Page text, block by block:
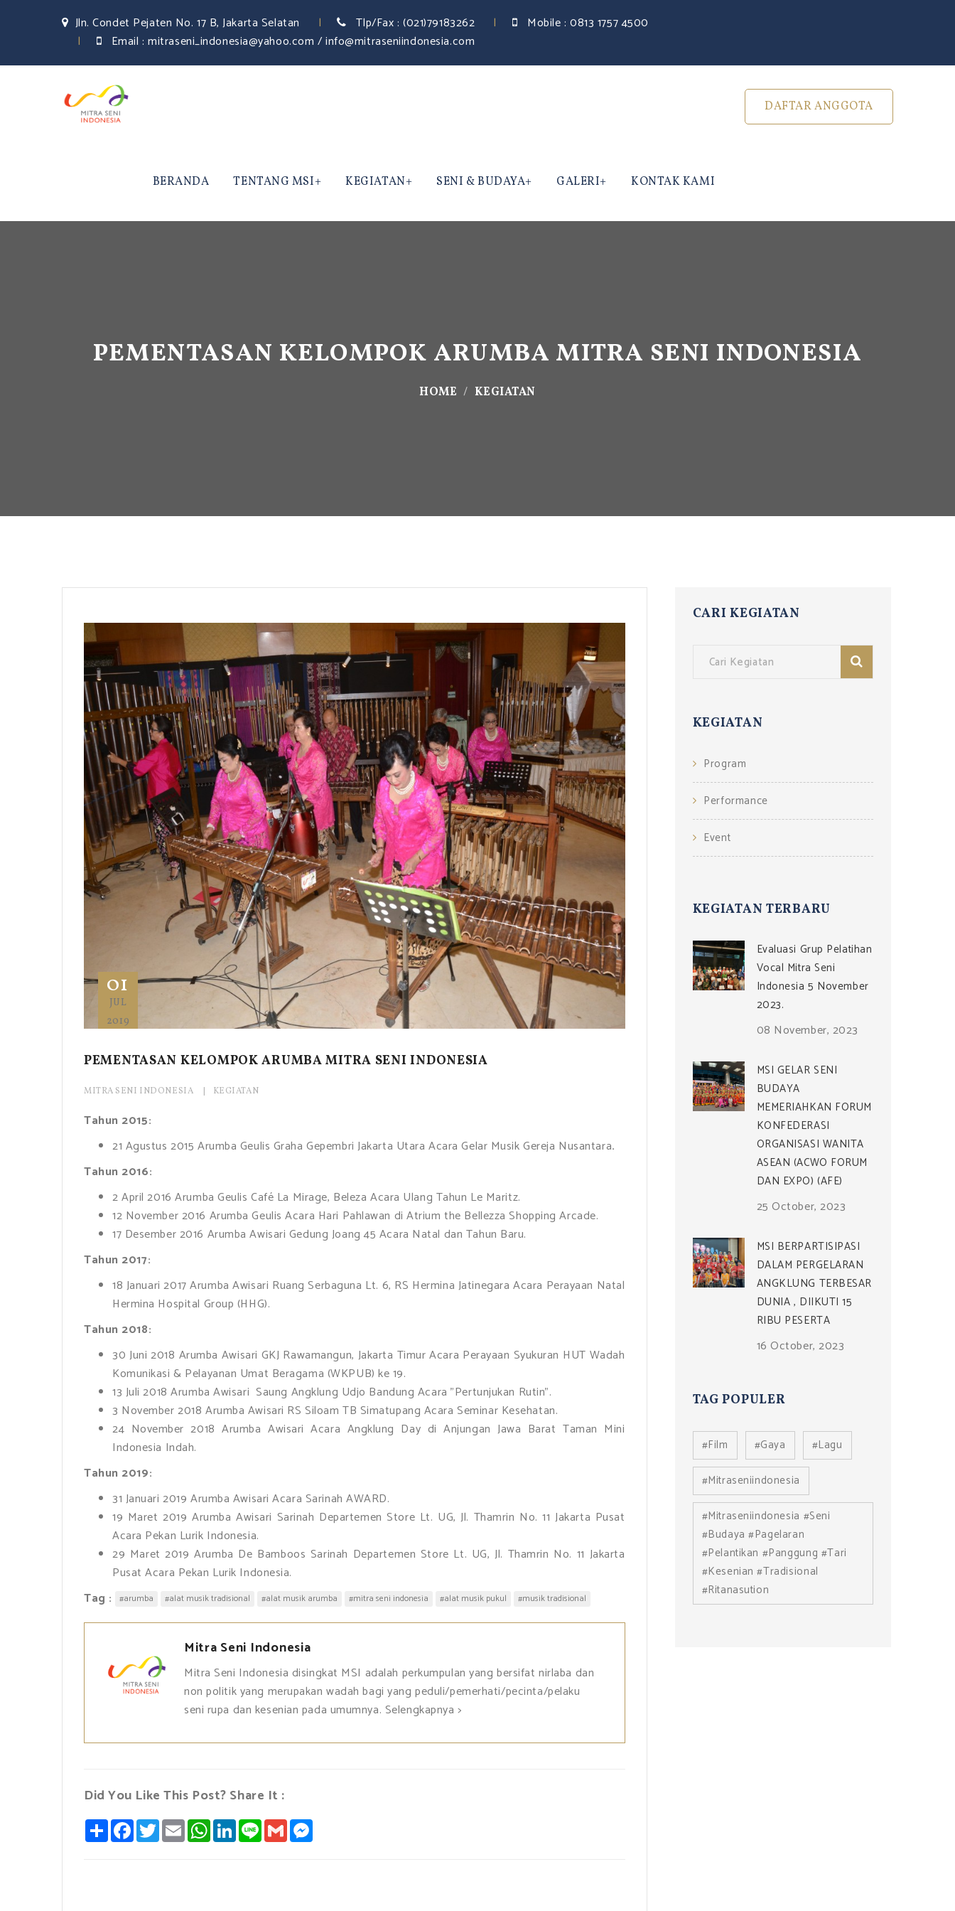
Jln. Condet Pejaten No. 17 B, Jakarta Selatan Tlp/Fax :(021)79183262 Mobile :0813 1757 4500
Email :mitraseni_indonesia@yahoo.com / info@mitraseniindonesia.com
DAFTAR ANGGOTA
BERANDA TENTANG MSI KEGIATAN SENI & BUDAYA GALERI KONTAK KAMI
PEMENTASAN KELOMPOK ARUMBA MITRA SENI INDONESIA
HOME KEGIATAN
01
JUL
2019
PEMENTASAN KELOMPOK ARUMBA MITRA SENI INDONESIA
MITRA SENI INDONESIA KEGIATAN
Tahun 2015:
21 Agustus 2015 Arumba Geulis Graha Gepembri Jakarta Utara Acara Gelar Musik Gereja Nusantara.
Tahun 2016:
2 April 2016 Arumba Geulis Café La Mirage, Beleza Acara Ulang Tahun Le Maritz.
12 November 2016 Arumba Geulis Acara Hari Pahlawan di Atrium the Bellezza Shopping Arcade.
17 Desember 2016 Arumba Awisari Gedung Joang 45 Acara Natal dan Tahun Baru.
Tahun 2017:
18 Januari 2017 Arumba Awisari Ruang Serbaguna Lt. 6, RS Hermina Jatinegara Acara Perayaan Natal
Hermina Hospital Group (HHG).
Tahun 2018:
30 Juni 2018 Arumba Awisari GKJ Rawamangun, Jakarta Timur Acara Perayaan Syukuran HUT Wadah
Komunikasi & Pelayanan Umat Beragama (WKPUB) ke 19.
13 Juli 2018 Arumba Awisari Saung Angklung Udjo Bandung Acara "Pertunjukan Rutin".
3 November 2018 Arumba Awisari RS Siloam TB Simatupang Acara Seminar Kesehatan.
24 November 2018 Arumba Awisari Acara Angklung Day di Anjungan Jawa Barat Taman Mini
Indonesia Indah.
Tahun 2019:
31 Januari 2019 Arumba Awisari Acara Sarinah AWARD.
19 Maret 2019 Arumba Awisari Sarinah Departemen Store Lt. UG, Jl. Thamrin No. 11 Jakarta Pusat
Acara Pekan Lurik Indonesia.
29 Maret 2019 Arumba De Bamboos Sarinah Departemen Store Lt. UG, Jl. Thamrin No. 11 Jakarta
Pusat Acara Pekan Lurik Indonesia.
Tag :
#arumba #alat musik tradisional #alat musik arumba #mitra seni indonesia #alat musik pukul #musik tradisional
Mitra Seni Indonesia
Mitra Seni Indonesia disingkat MSI adalah perkumpulan yang bersifat nirlaba dan
non politik yang merupakan wadah bagi yang peduli/pemerhati/pecinta/pelaku
seni rupa dan kesenian pada umumnya. Selengkapnya >
Did You Like This Post? Share It :
S
h
a
T
w
E
m
W
h
L
G
m
CARI KEGIATAN
KEGIATAN
Program
Performance
Event
KEGIATAN TERBARU
Evaluasi Grup Pelatihan
Vocal Mitra Seni
Indonesia 5 November
2023.
08 November, 2023
MSI GELAR SENI
BUDAYA
MEMERIAHKAN FORUM
KONFEDERASI
ORGANISASI WANITA
ASEAN (ACWO FORUM
DAN EXPO) (AFE)
25 October, 2023
MSI BERPARTISIPASI
DALAM PERGELARAN
ANGKLUNG TERBESAR
DUNIA , DIIKUTI 15
RIBU PESERTA
16 October, 2023
TAG POPULER
#film #gaya
#lagu
#mitraseniindonesia
#mitraseniindonesia #seni
#budaya #pagelaran
#pelantikan #panggung #tari
#kesenian #tradisional
#ritanasution